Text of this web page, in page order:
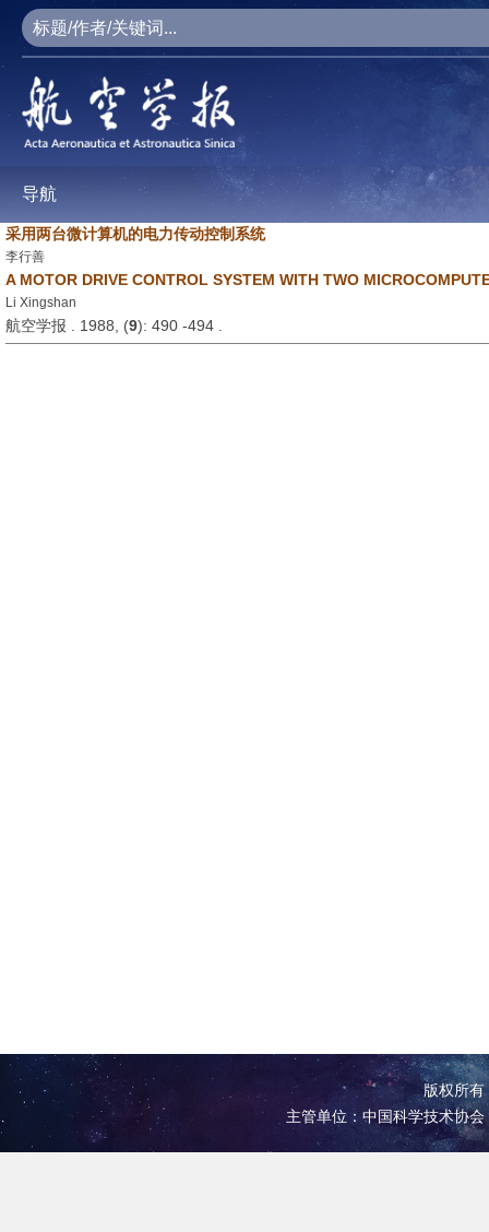
导航
采用两台微计算机的电力传动控制系统
李行善
A MOTOR DRIVE CONTROL SYSTEM WITH TWO
Li Xingshan
航空学报 . 1988, (9): 490 -494 .
版权所
主管单位：中国科学技术协